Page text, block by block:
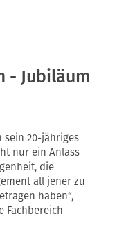
- Jubiläum
sein 20-jähriges
nur ein Anlass
die
all jener zu
haben“,
Fachbereich